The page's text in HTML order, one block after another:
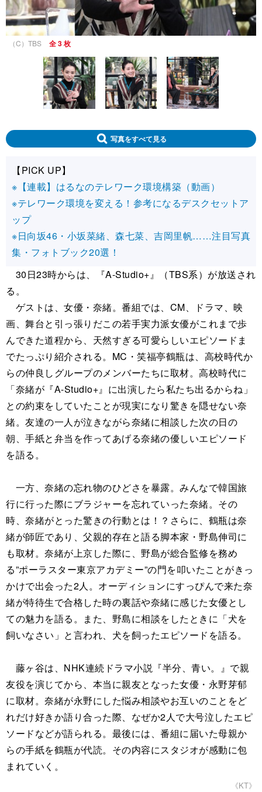
（C）TBS 全 3 枚
写真をすべて見る
【PICK UP】
※【連載】はるなのテレワーク環境構築（動画）
※テレワーク環境を変える！参考になるデスクセットア
ップ
※日向坂46・小坂菜緒、森七菜、吉岡里帆……注目写真
集・フォトブック20選！
30日23時からは、『A-Studio+』（TBS系）が放送され
る。
ゲストは、女優・奈緒。番組では、CM、ドラマ、映
画、舞台と引っ張りだこの若手実力派女優がこれまで歩
んできた道程から、天然すぎる可愛らしいエピソードま
でたっぷり紹介される。MC・笑福亭鶴瓶は、高校時代か
らの仲良しグループのメンバーたちに取材。高校時代に
「奈緒が『A-Studio+』に出演したら私たち出るからね」
との約束をしていたことが現実になり驚きを隠せない奈
緒。友達の一人が泣きながら奈緒に相談した次の日の
朝、手紙と弁当を作ってあげる奈緒の優しいエピソード
を語る。
一方、奈緒の忘れ物のひどさを暴露。みんなで韓国旅
行に行った際にブラジャーを忘れていった奈緒。その
時、奈緒がとった驚きの行動とは！？さらに、鶴瓶は奈
緒が師匠であり、父親的存在と語る脚本家・野島伸司に
も取材。奈緒が上京した際に、野島が総合監修を務め
る”ポーラスター東京アカデミー”の門を叩いたことがきっ
かけで出会った2人。オーディションにすっぴんで来た奈
緒が特待生で合格した時の裏話や奈緒に感じた女優とし
ての魅力を語る。また、野島に相談をしたときに「犬を
飼いなさい」と言われ、犬を飼ったエピソードを語る。
藤ヶ谷は、NHK連続ドラマ小説『半分、青い。』で親
友役を演じてから、本当に親友となった女優・永野芽郁
に取材。奈緒が永野にした悩み相談やお互いのことをど
れだけ好きか語り合った際、なぜか2人で大号泣したエピ
ソードなどが語られる。最後には、番組に届いた母親か
らの手紙を鶴瓶が代読。その内容にスタジオが感動に包
まれていく。
《KT》